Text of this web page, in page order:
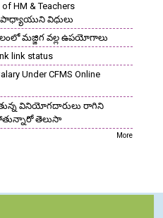
HM & Teachers
విధులు
మజ్జిగ వల్ల ఉపయోగాలు
link status
Under CFMS Online
వినియోగదారులు రాగిని
తెలుసా
More